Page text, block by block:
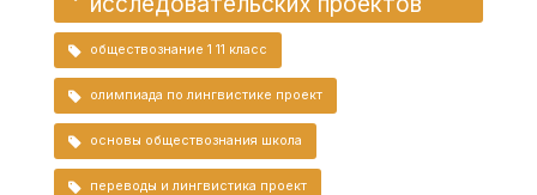
обществознание 1 11 класс
олимпиада по лингвистике проект
основы обществознания школа
переводы и лингвистика проект